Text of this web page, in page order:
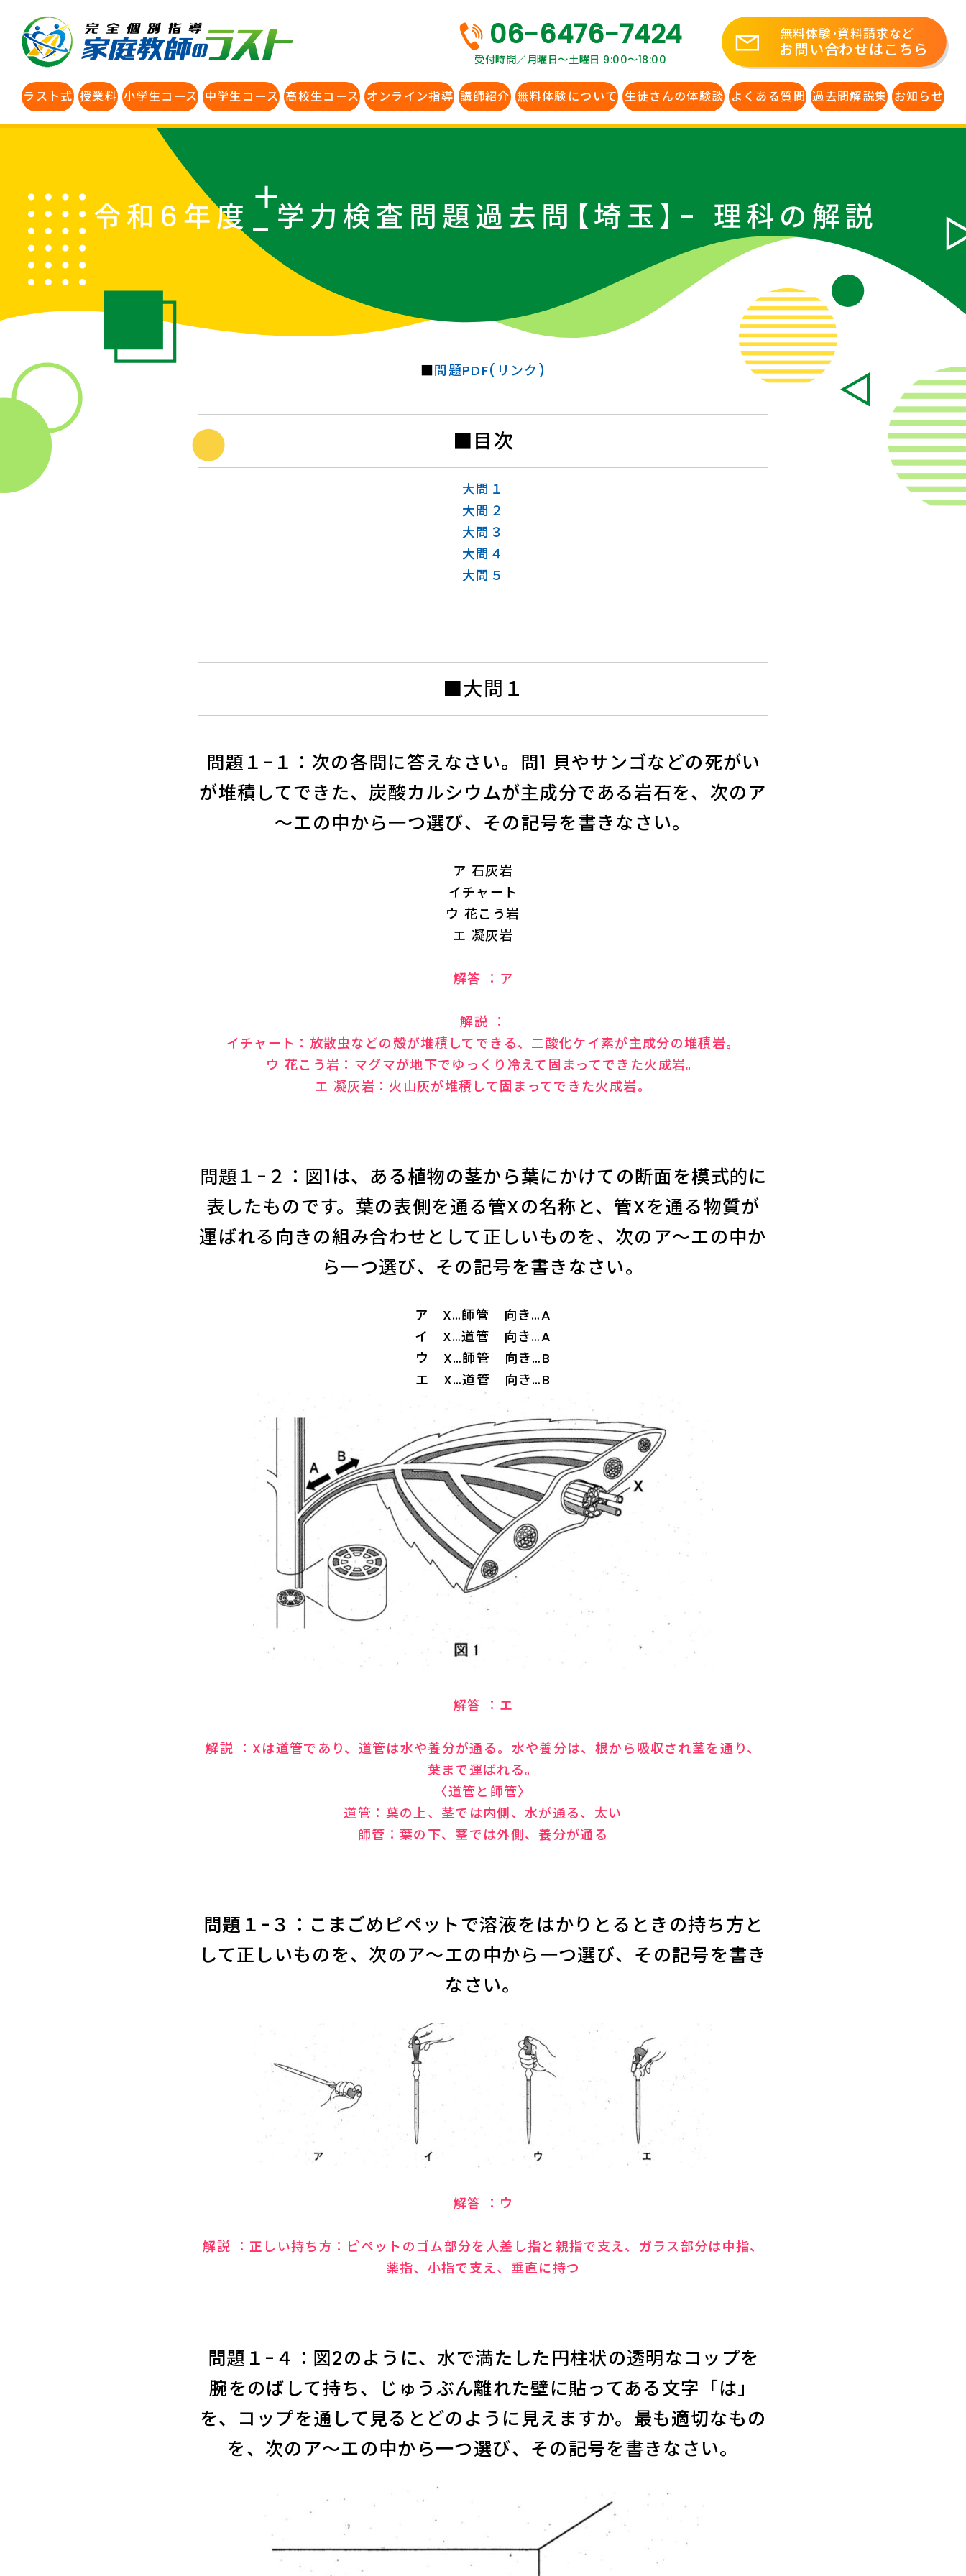
06-6476-7424
受付時間／月曜日〜土曜日 9:00～18:00
無料体験･資料請求など
お問い合わせはこちら
ラスト式 授業料 小学生コース 中学生コース 高校生コース オンライン指導 講師紹介 無料体験 について 生徒さんの体験談 よくある質問 過去問解説集 お知らせ
令和6年度_学力検査問題過去問【埼玉】- 理科の解説
■問題PDF(リンク)
■目次
大問１
大問２
大問３
大問４
大問５
■大問１
問題１-１：次の各問に答えなさい。問1 貝やサンゴなどの死がい
が堆積してできた、炭酸カルシウムが主成分である岩石を、次のア
～エの中から一つ選び、その記号を書きなさい。
ア 石灰岩
イチャート
ウ 花こう岩
エ 凝灰岩
解答 ：ア
解説 ：
イチャート：放散虫などの殻が堆積してできる、二酸化ケイ素が主成分の堆積岩。
ウ 花こう岩：マグマが地下でゆっくり冷えて固まってできた火成岩。
エ 凝灰岩：火山灰が堆積して固まってできた火成岩。
問題１-２：図1は、ある植物の茎から葉にかけての断面を模式的に
表したものです。葉の表側を通る管Xの名称と、管Xを通る物質が
運ばれる向きの組み合わせとして正しいものを、次のア～エの中か
ら一つ選び、その記号を書きなさい。
ア X…師管 向き…A
イ X…道管 向き…A
ウ X…師管 向き…B
エ X…道管 向き…B
解答 ：エ
解説 ：Xは道管であり、道管は水や養分が通る。水や養分は、根から吸収され茎を通り、
葉まで運ばれる。
〈道管と師管〉
道管：葉の上、茎では内側、水が通る、太い
師管：葉の下、茎では外側、養分が通る
問題１-３：こまごめピペットで溶液をはかりとるときの持ち方と
して正しいものを、次のア～エの中から一つ選び、その記号を書き
なさい。
解答 ：ウ
解説 ：正しい持ち方：ピペットのゴム部分を人差し指と親指で支え、ガラス部分は中指、
薬指、小指で支え、垂直に持つ
問題１-４：図2のように、水で満たした円柱状の透明なコップを
腕をのばして持ち、じゅうぶん離れた壁に貼ってある文字「は」
を、コップを通して見るとどのように見えますか。最も適切なもの
を、次のア～エの中から一つ選び、その記号を書きなさい。